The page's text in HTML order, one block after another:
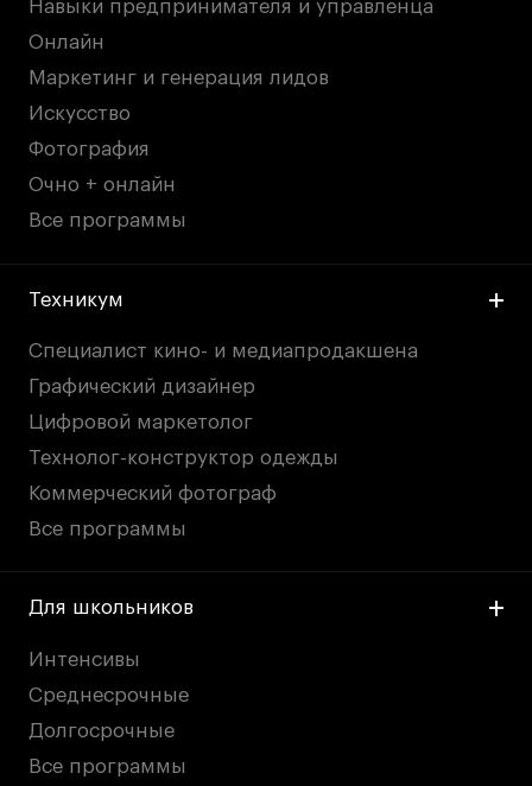
© 2026 БВШД
Навыки предпринимателя и управленца
Онлайн
Маркетинг и генерация лидов
Искусство
Фотография
Очно + онлайн
Все программы
Техникум
Специалист кино- и медиапродакшена
Графический дизайнер
Цифровой маркетолог
Технолог-конструктор одежды
Коммерческий фотограф
Все программы
Для школьников
Интенсивы
Среднесрочные
Долгосрочные
Все программы